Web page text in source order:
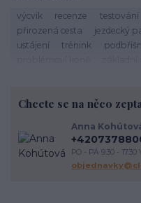
výcvik recenze testování
přirozená cesta
jezdecký
ustájení
trénink
závody
podpora útulkům
výživa koně
kokosový olej
srst péče o
vodění
Chcete se na něco
Anna
PO - PÁ 9.30 -